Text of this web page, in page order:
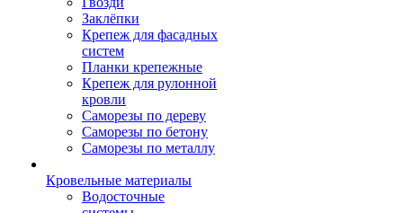
Заклёпки
Крепеж для фасадных
систем
Планки крепежные
Крепеж для рулонной
кровли
Саморезы по дереву
Саморезы по бетону
Саморезы по металлу
Кровельные материалы
Водосточные